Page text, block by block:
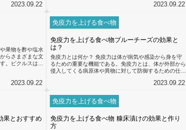
ちの免疫システ
ンD、亜鉛、セ
するために重要
2023.09.22
タミンK2が豊富に含まれています。ビタミンK2は、免
テムの正常な機能を維持するのに重要な役割を果たして
います。また、納豆には大豆イソフラボンも含まれてい
持ち、免疫システムを強化する...
2023.09.22
果物を酢や塩水
らさまざまな文
。ピクルスは、
れは、ピクルス
の有害な細菌や
発酵物質には腸
2023.09.22
免疫力を上げる食べ物
免疫力を上げる食べ物ブルーチーズの効果と
は？
免疫力とは何か？ 免疫力は体が病気や感染から身を守
るための重要な機能である。免疫力とは、体が外部から
侵入してくる病原体や異物に対して防御するための仕組
復することができます。 免疫力を高めるためには、バ
には、栄養バランスの取れた食事が欠かせません。特
に、ビタミンやミネラル、抗酸化物質を含む食品を摂取
きをサポートし、体内の炎症を抑え...
2023.09.22
果とおすすめ
免疫力を上げる食べ物
免疫力を上げる食べ物 糠床漬けの効果と作り
方